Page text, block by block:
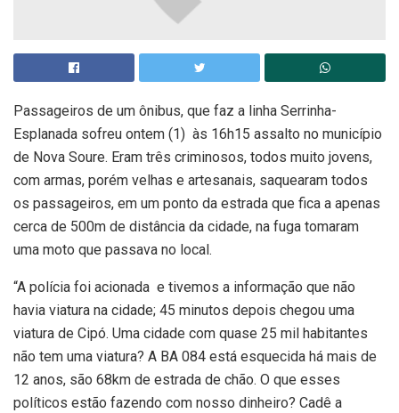
Passageiros de um ônibus, que faz a linha Serrinha-
Esplanada sofreu ontem (1) às 16h15 assalto no município
de Nova Soure. Eram três criminosos, todos muito jovens,
com armas, porém velhas e artesanais, saquearam todos
os passageiros, em um ponto da estrada que fica a apenas
cerca de 500m de distância da cidade, na fuga tomaram
uma moto que passava no local.
“A polícia foi acionada e tivemos a informação que não
havia viatura na cidade; 45 minutos depois chegou uma
viatura de Cipó. Uma cidade com quase 25 mil habitantes
não tem uma viatura? A BA 084 está esquecida há mais de
12 anos, são 68km de estrada de chão. O que esses
políticos estão fazendo com nosso dinheiro? Cadê a